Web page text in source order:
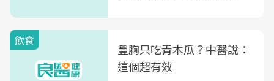
飲食
豐胸只吃青木瓜？中醫說：
這個超有效